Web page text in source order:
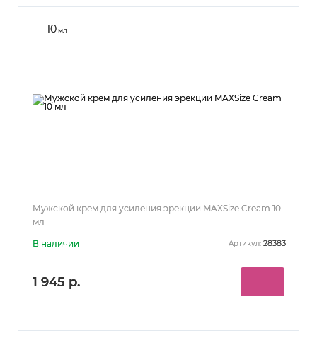
10мл
Мужской крем для усиления эрекции MAXSize Cream 10
мл
В наличии Артикул: 28383
1 945 р.